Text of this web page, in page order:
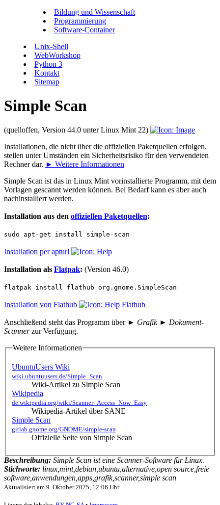
Bildung und Wissenschaft
Programmierung
Software-Container
Unix-Shell
WebWorkshop
Python 3
Kontakt
Sitemap
Simple Scan
(quelloffen, Version 44.0 unter Linux Mint 22)
Installationen, die nicht über die offiziellen Paketquellen erfolgen,
stellen unter Umständen ein Sicherheitsrisiko für den verwendeten
Rechner dar. ► Weitere Informationen
Simple Scan ist das in Linux Mint vorinstallierte Programm, mit dem
Vorlagen gescannt werden können. Bei Bedarf kann es aber auch
nachinstalliert werden.
Installation aus den offiziellen Paketquellen:
sudo apt-get install simple-scan
Installation per apturl
Installation als Flatpak: (Version 46.0)
flatpak install flathub org.gnome.SimpleScan
Installation von Flathub Flathub
Anschließend steht das Programm über ► Grafik ► Dokument-
Scannerzur Verfügung.
Weitere Informationen
UbuntuUsers Wiki
wiki.ubuntuusers.de/Simple_Scan
Wiki-Artikel zu Simple Scan
Wikipedia
de.wikipedia.org/wiki/Scanner_Access_Now_Easy
Wikipedia-Artikel über SANE
Simple Scan
gitlab.gnome.org/GNOME/simple-scan
Offizielle Seite von Simple Scan
Beschreibung: Simple Scan ist eine Scanner-Software für Linux.
Stichworte: linux,mint,debian,ubuntu,alternative,open source,freie
software,anwendungen,apps,grafik,scanner,simple scan
Aktualisiert am 9. Oktober 2025, 12:06 Uhr